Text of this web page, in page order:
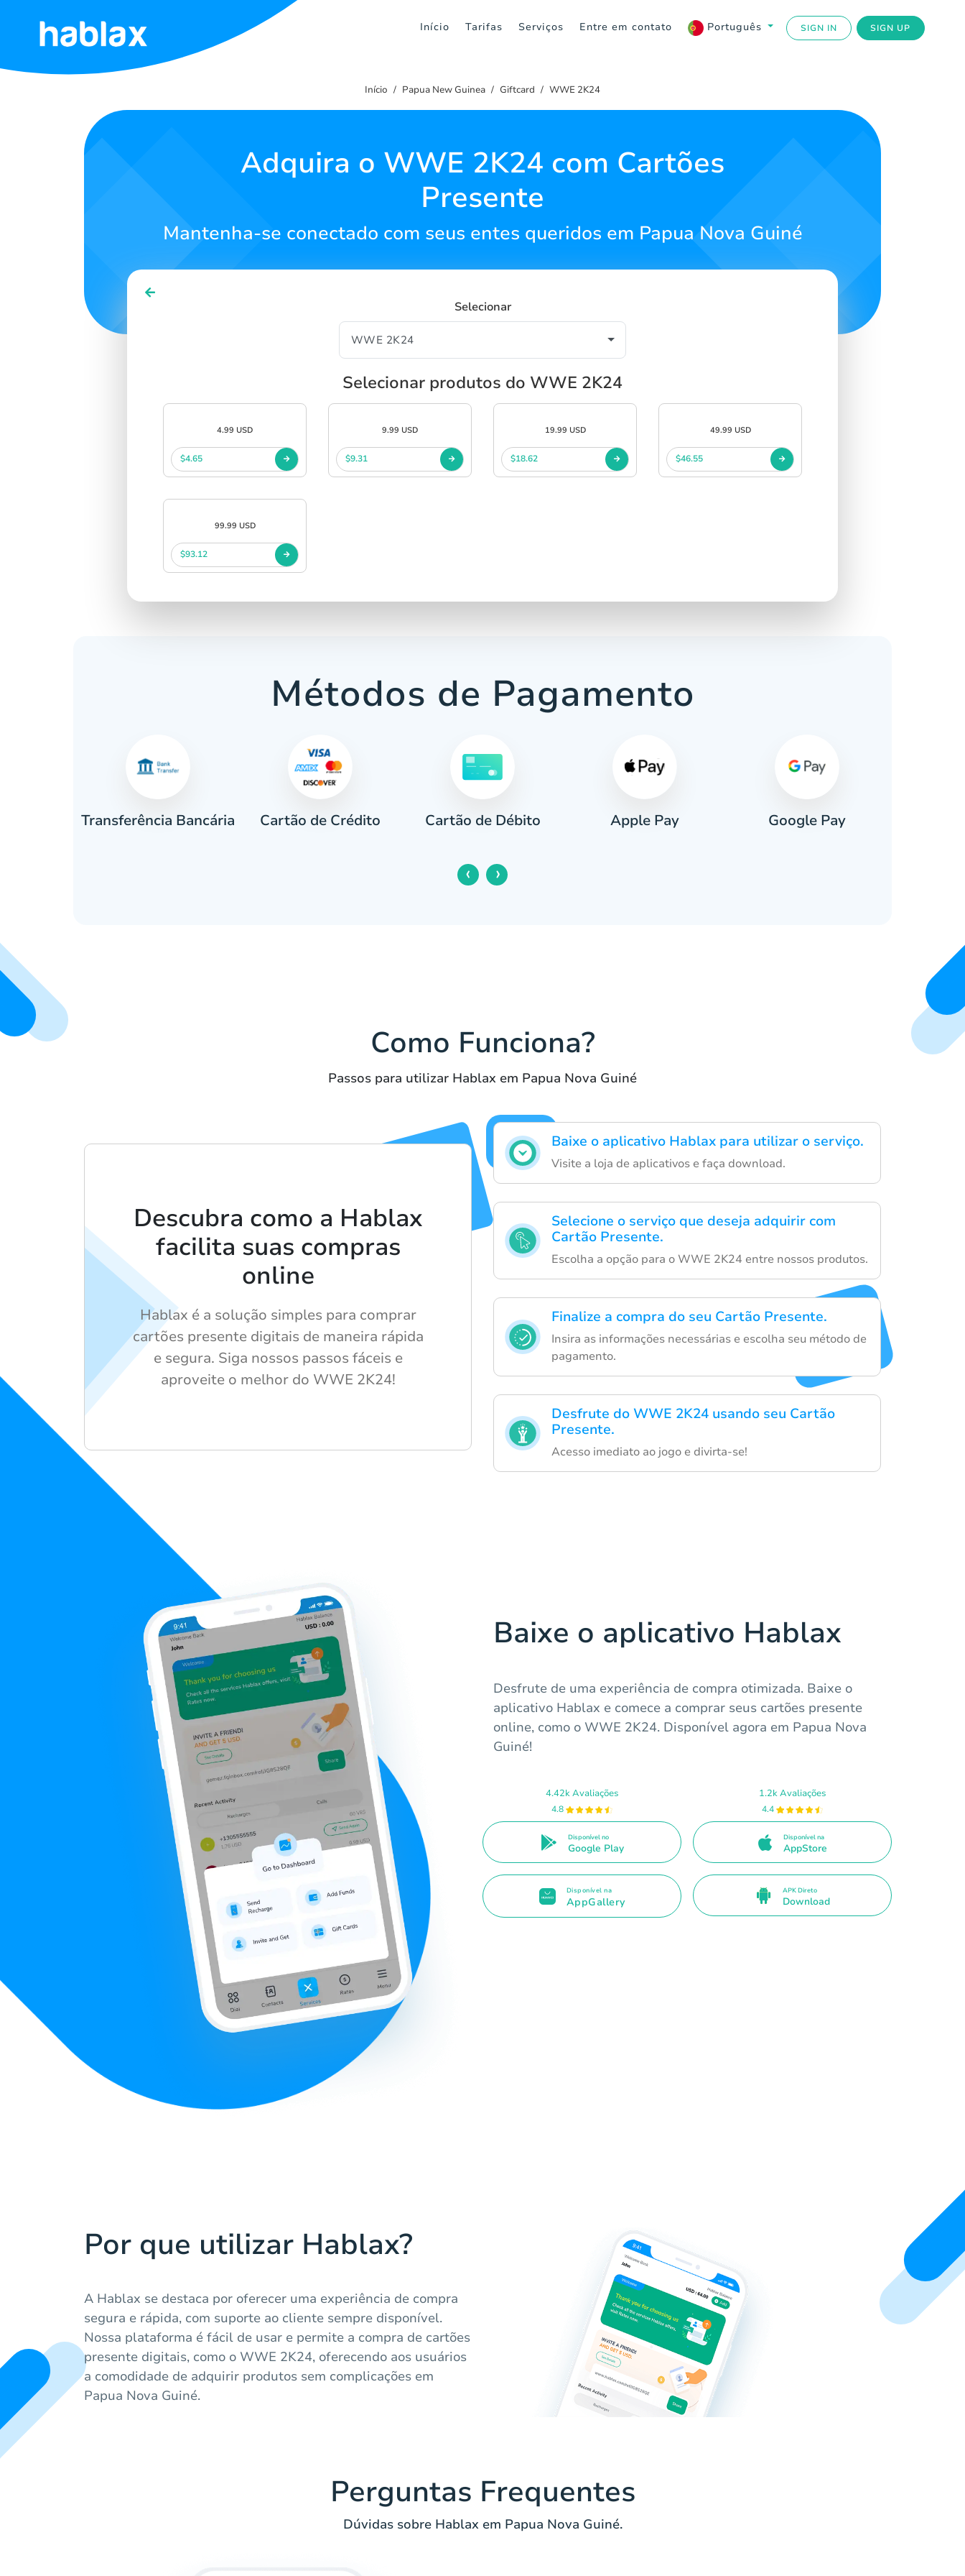
Início Tarifas Serviços Entre em contato Português SIGN IN SIGN UP
Início
Início Papua New Guinea Giftcard WWE 2K24
Adquira o WWE 2K24 com Cartões
Presente
Mantenha-se conectado com seus entes queridos em Papua Nova Guiné
Selecionar
Selecionar produtos do WWE 2K24
4.99 USD
$4.65
9.99 USD
$9.31
19.99 USD
$18.62
49.99 USD
$46.55
99.99 USD
$93.12
Métodos de Pagamento
Transferência Bancária Cartão de Crédito Cartão de Débito Apple Pay Google Pay
‹ ›
Como Funciona?
Passos para utilizar Hablax em Papua Nova Guiné
Baixe o aplicativo Hablax para utilizar o serviço.
Visite a loja de aplicativos e faça download.
Selecione o serviço que deseja adquirir com
Cartão Presente.
Escolha a opção para o WWE 2K24 entre nossos produtos.
Finalize a compra do seu Cartão Presente.
Insira as informações necessárias e escolha seu método de
pagamento.
Desfrute do WWE 2K24 usando seu Cartão
Presente.
Acesso imediato ao jogo e divirta-se!
Descubra como a Hablax
facilita suas compras
online
Hablax é a solução simples para comprar
cartões presente digitais de maneira rápida
e segura. Siga nossos passos fáceis e
aproveite o melhor do WWE 2K24!
Baixe o aplicativo Hablax
Desfrute de uma experiência de compra otimizada. Baixe o
aplicativo Hablax e comece a comprar seus cartões presente
online, como o WWE 2K24. Disponível agora em Papua Nova
Guiné!
4.42k Avaliações
4.8
Disponível no
Google Play
1.2k Avaliações
4.4
Disponível na
AppStore
Disponível na
AppGallery
APK Direto
Download
Por que utilizar Hablax?
A Hablax se destaca por oferecer uma experiência de compra
segura e rápida, com suporte ao cliente sempre disponível.
Nossa plataforma é fácil de usar e permite a compra de cartões
presente digitais, como o WWE 2K24, oferecendo aos usuários
a comodidade de adquirir produtos sem complicações em
Papua Nova Guiné.
Perguntas Frequentes
Dúvidas sobre Hablax em Papua Nova Guiné.